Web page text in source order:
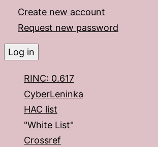
Create new account
Request new password
RINC: 0.617
CyberLeninka
HAC list
"White List"
Crossref